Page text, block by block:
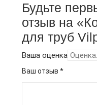
Будьте
отзыв на
для труб
Ваша оценка
Ваш отзыв *